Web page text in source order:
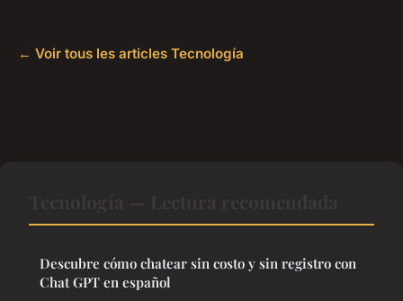
← Voir tous les articles Tecnología
Descubre cómo chatear sin costo y sin registro con
Chat GPT en español